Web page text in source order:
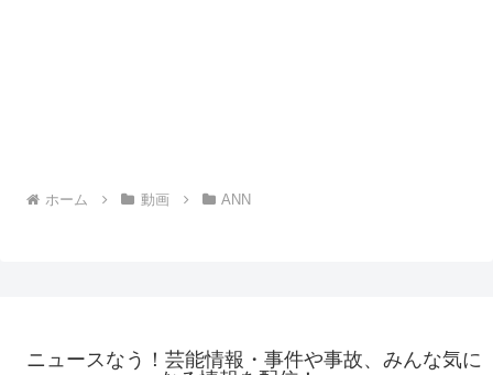
ホーム 動画 ANN
ニュースなう！芸能情報・事件や事故、みんな気に